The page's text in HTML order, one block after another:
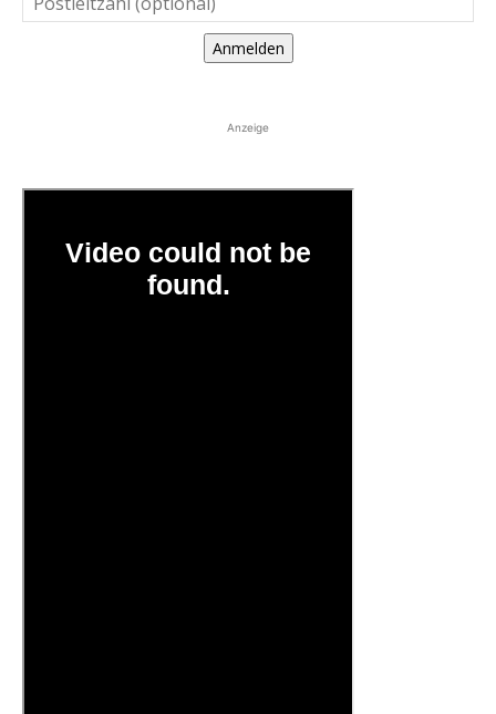
Anmelden
Anzeige